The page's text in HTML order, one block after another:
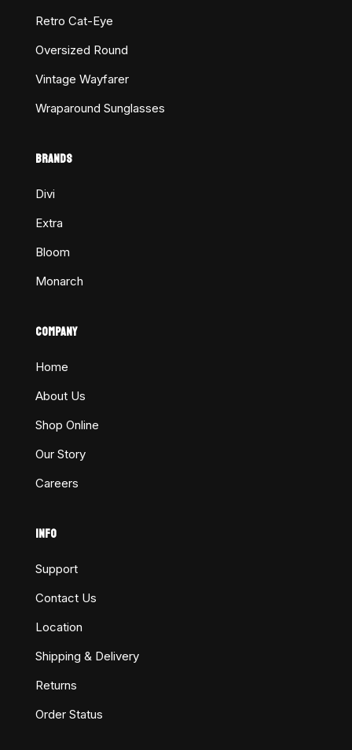
Retro Cat-Eye
Oversized Round
Vintage Wayfarer
Wraparound Sunglasses
BRANDS
Divi
Extra
Bloom
Monarch
COMPANY
Home
About Us
Shop Online
Our Story
Careers
INFO
Support
Contact Us
Location
Shipping & Delivery
Returns
Order Status